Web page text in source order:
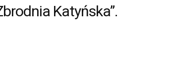
Katyńska”.